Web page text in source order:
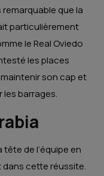
que la
particulièrement
le Real Oviedo
les places
son cap et
barrages.
tête de l’équipe en
dans cette réussite.